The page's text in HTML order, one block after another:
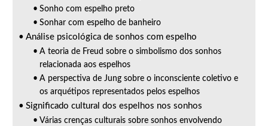
Sonho com espelho preto
Sonhar com espelho de banheiro
Análise psicológica de sonhos com espelho
A teoria de Freud sobre o simbolismo dos sonhos
relacionada aos espelhos
A perspectiva de Jung sobre o inconsciente coletivo e
os arquétipos representados pelos espelhos
Significado cultural dos espelhos nos sonhos
Várias crenças culturais sobre sonhos envolvendo